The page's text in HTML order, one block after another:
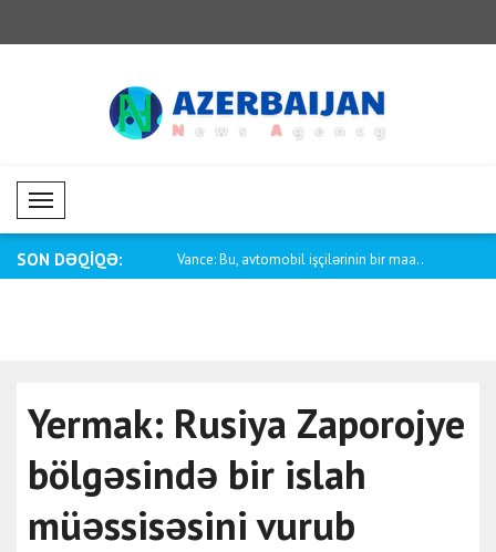
Mobil Menü
SON DƏQİQƏ:
ABŞ münasibətləri Vance: Bu, avtomobil işçilərinin bir maa..
Yermak: Rusiya Zaporojye
bölgəsində bir islah
müəssisəsini vurub